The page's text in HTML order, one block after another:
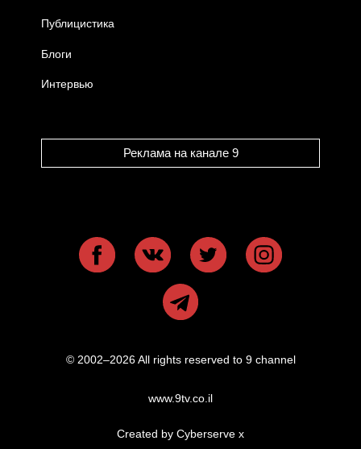
Публицистика
Блоги
Интервью
Реклама на канале 9
© 2002–2026 All rights reserved to 9 channel
www.9tv.co.il
Created by Cyberserve x